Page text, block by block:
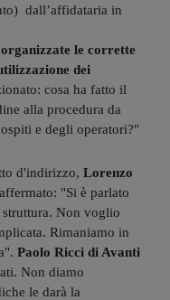
dall’affidataria in
le corrette
dei
cosa ha fatto il
alla procedura da
e degli operatori?"
d'indirizzo, Lorenzo
"Si è parlato
struttura. Non voglio
Rimaniamo in
Paolo Ricci di Avanti
Non diamo
le darà la